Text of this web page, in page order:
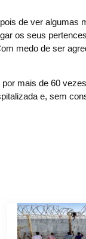
de ver algumas
os seus
medo de ser
mais de 60
e, sem